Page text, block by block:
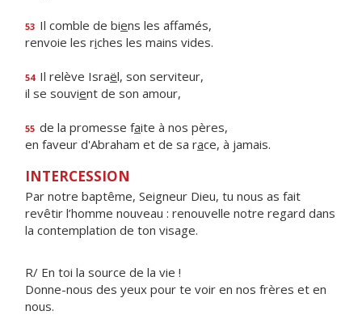
53 Il comble de biens les affamés,
renvoie les riches les mains vides.
54 Il relève Israël, son serviteur,
il se souvient de son amour,
55 de la promesse faite à nos pères,
en faveur d'Abraham et de sa race, à jamais.
INTERCESSION
Par notre baptême, Seigneur Dieu, tu nous as fait
revêtir l’homme nouveau : renouvelle notre regard dans
la contemplation de ton visage.
R/ En toi la source de la vie !
Donne-nous des yeux pour te voir en nos frères et en
nous.